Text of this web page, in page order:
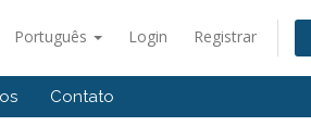
Português Login Registrar
Contato